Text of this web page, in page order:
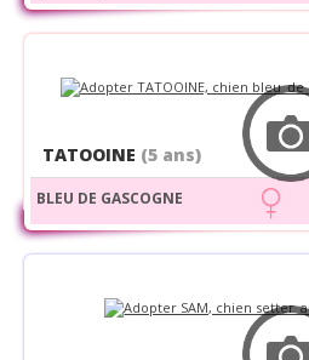
TATOOINE (5 ans)
BLEU DE GASCOGNE